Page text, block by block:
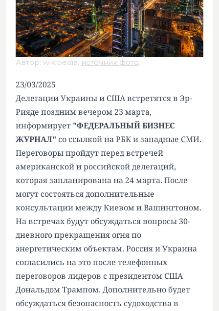
Автор: wikipedia, источник фото.
23/03/2025
Делегации Украины и США встретятся в Эр-
Рияде поздним вечером 23 марта,
информирует "ФЕДЕРАЛЬНЫЙ БИЗНЕС
ЖУРНАЛ" со ссылкой на РБК и западные СМИ.
Переговоры пройдут перед встречей
американской и российской делегаций,
которая запланирована на 24 марта. После
могут состояться дополнительные
консультации между Киевом и Вашингтоном.
На встречах будут обсуждаться вопросы 30-
дневного прекращения огня по
энергетическим объектам. Россия и Украина
согласились на это после телефонных
переговоров лидеров с президентом США
Дональдом Трампом. Дополнительно будет
обсуждаться безопасность судоходства в